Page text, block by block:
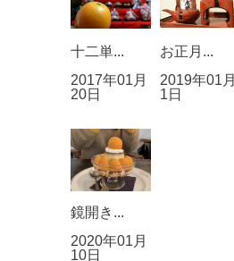
十二単...
2017年01月
20日
お正月...
2019年01月
1日
鏡開き...
2020年01月
10日